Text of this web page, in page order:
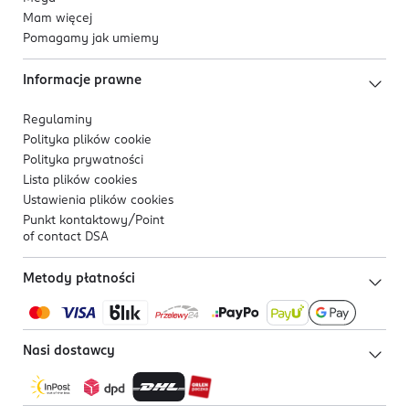
Mam więcej
Pomagamy jak umiemy
Informacje prawne
Regulaminy
Polityka plików cookie
Polityka prywatności
Lista plików cookies
Ustawienia plików cookies
Punkt kontaktowy/ Point
of contact DSA
Metody płatności
Nasi dostawcy